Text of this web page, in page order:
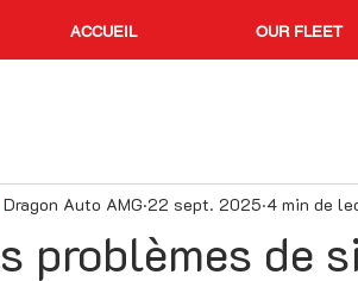
ACCUEIL OUR FLEET
problèmes de
Dragon Auto AMG 22 sept. 2025 4 min de